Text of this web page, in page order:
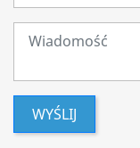
WYŚLIJ